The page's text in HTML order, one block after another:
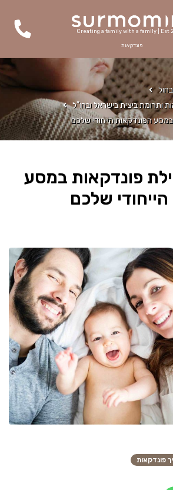
Creating a family with a family | Est
פונדקאות
ותרומת ביצית בישראל ובחו"ל
הפונדקאות הייחודי שלכם
פונדקאות במסע
שלכם
פונדקאות